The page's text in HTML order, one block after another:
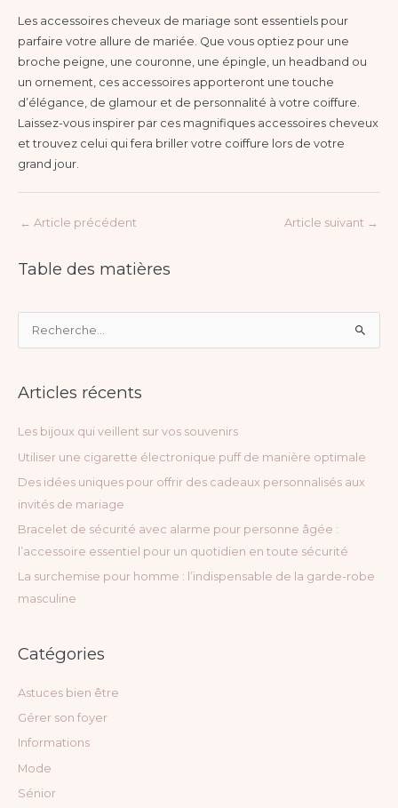
Les accessoires cheveux de mariage sont essentiels pour
parfaire votre allure de mariée. Que vous optiez pour une
broche peigne, une couronne, une épingle, un headband ou
un ornement, ces accessoires apporteront une touche
d’élégance, de glamour et de personnalité à votre coiffure.
Laissez-vous inspirer par ces magnifiques accessoires cheveux
et trouvez celui qui fera briller votre coiffure lors de votre
grand jour.
← Article précédent Article suivant →
Table des matières
h
h
e
r
:
Articles récents
Les bijoux qui veillent sur vos souvenirs
Utiliser une cigarette électronique puff de manière optimale
Des idées uniques pour offrir des cadeaux personnalisés aux
invités de mariage
Bracelet de sécurité avec alarme pour personne âgée :
l’accessoire essentiel pour un quotidien en toute sécurité
La surchemise pour homme : l’indispensable de la garde-robe
masculine
Catégories
Astuces bien être
Gérer son foyer
Informations
Mode
Sénior